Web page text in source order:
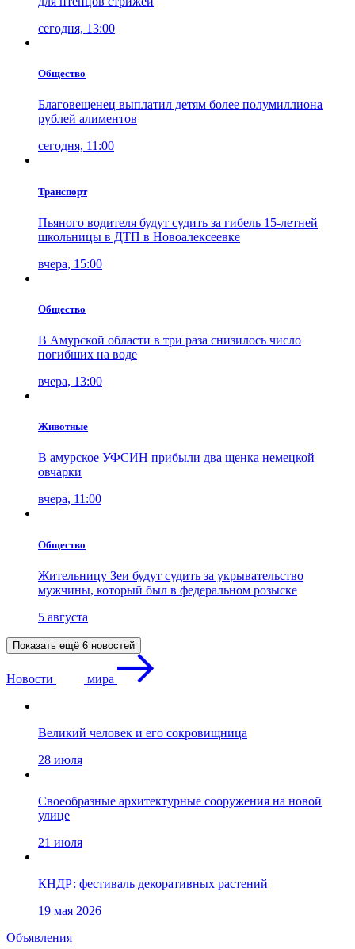
сегодня, 13:00
Общество
Благовещенец выплатил детям более полумиллиона
рублей алиментов
сегодня, 11:00
Транспорт
Пьяного водителя будут судить за гибель 15-летней
школьницы в ДТП в Новоалексеевке
вчера, 15:00
Общество
В Амурской области в три раза снизилось число
погибших на воде
вчера, 13:00
Животные
В амурское УФСИН прибыли два щенка немецкой
овчарки
вчера, 11:00
Общество
Жительницу Зеи будут судить за укрывательство
мужчины, который был в федеральном розыске
5 августа
Показать ещё 6 новостей
Новости мира
Великий человек и его сокровищница
28 июля
Своеобразные архитектурные сооружения на новой
улице
21 июля
КНДР: фестиваль декоративных растений
19 мая 2026
Объявления